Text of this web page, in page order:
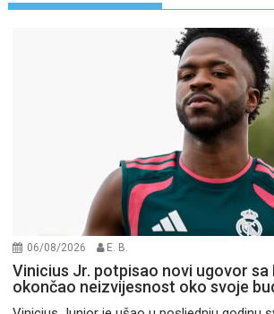
06/08/2026 E. B.
Vinicius Jr. potpisao novi ugovor sa
okončao neizvijesnost oko svoje